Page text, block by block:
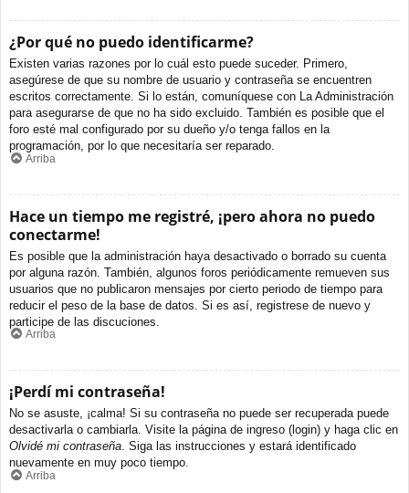
¿Por qué no puedo identificarme?
Existen varias razones por lo cuál esto puede suceder. Primero,
asegúrese de que su nombre de usuario y contraseña se encuentren
escritos correctamente. Si lo están, comuníquese con La Administración
para asegurarse de que no ha sido excluido. También es posible que el
foro esté mal configurado por su dueño y/o tenga fallos en la
programación, por lo que necesitaría ser reparado.
Arriba
Hace un tiempo me registré, ¡pero ahora no puedo
conectarme!
Es posible que la administración haya desactivado o borrado su cuenta
por alguna razón. También, algunos foros periódicamente remueven sus
usuarios que no publicaron mensajes por cierto periodo de tiempo para
reducir el peso de la base de datos. Si es así, registrese de nuevo y
participe de las discuciones.
Arriba
¡Perdí mi contraseña!
No se asuste, ¡calma! Si su contraseña no puede ser recuperada puede
desactivarla o cambiarla. Visite la página de ingreso (login) y haga clic en
Olvidé mi contraseña. Siga las instrucciones y estará identificado
nuevamente en muy poco tiempo.
Arriba